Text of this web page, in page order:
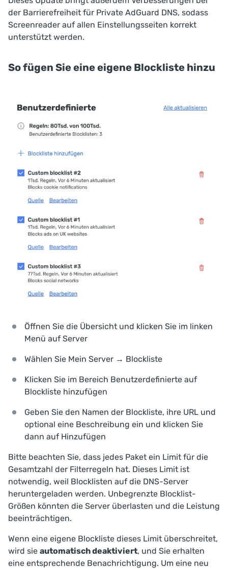
der Barrierefreiheit für Private AdGuard DNS, sodass
Screenreader auf allen Einstellungsseiten korrekt
unterstützt werden.
So fügen Sie eine eigene Blockliste hinzu
Öffnen Sie die Übersicht und klicken Sie im linken
Menü auf Server
Wählen Sie Mein Server → Blockliste
Klicken Sie im Bereich Benutzerdefinierte auf
Blockliste hinzufügen
Geben Sie den Namen der Blockliste, ihre URL und
optional eine Beschreibung ein und klicken Sie
dann auf Hinzufügen
Bitte beachten Sie, dass jedes Paket ein Limit für die
Gesamtzahl der Filterregeln hat. Dieses Limit ist
notwendig, weil Blocklisten auf die DNS-Server
heruntergeladen werden. Unbegrenzte Blocklist-
Größen könnten die Server überlasten und die Leistung
beeinträchtigen.
Wenn eine eigene Blockliste dieses Limit überschreitet,
wird sie automatisch deaktiviert, und Sie erhalten
eine entsprechende Benachrichtigung. Um eine neu